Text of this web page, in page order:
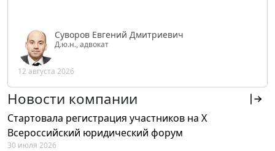
Суворов Евгений Дмитриевич
Д.ю.н., адвокат
12 августа 2026
Новости компании
Стартовала регистрация участников на X
Всероссийский юридический форум
30 июля 2026